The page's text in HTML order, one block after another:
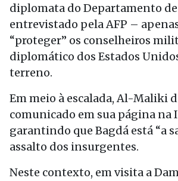
diplomata do Departamento de
entrevistado pela AFP –
“proteger” os conselheiros
diplomático dos Estados
terreno.
Em meio à escalada, Al-Maliki
comunicado em sua página na
garantindo que Bagdá está “a
assalto dos insurgentes.
Neste contexto, em visita a